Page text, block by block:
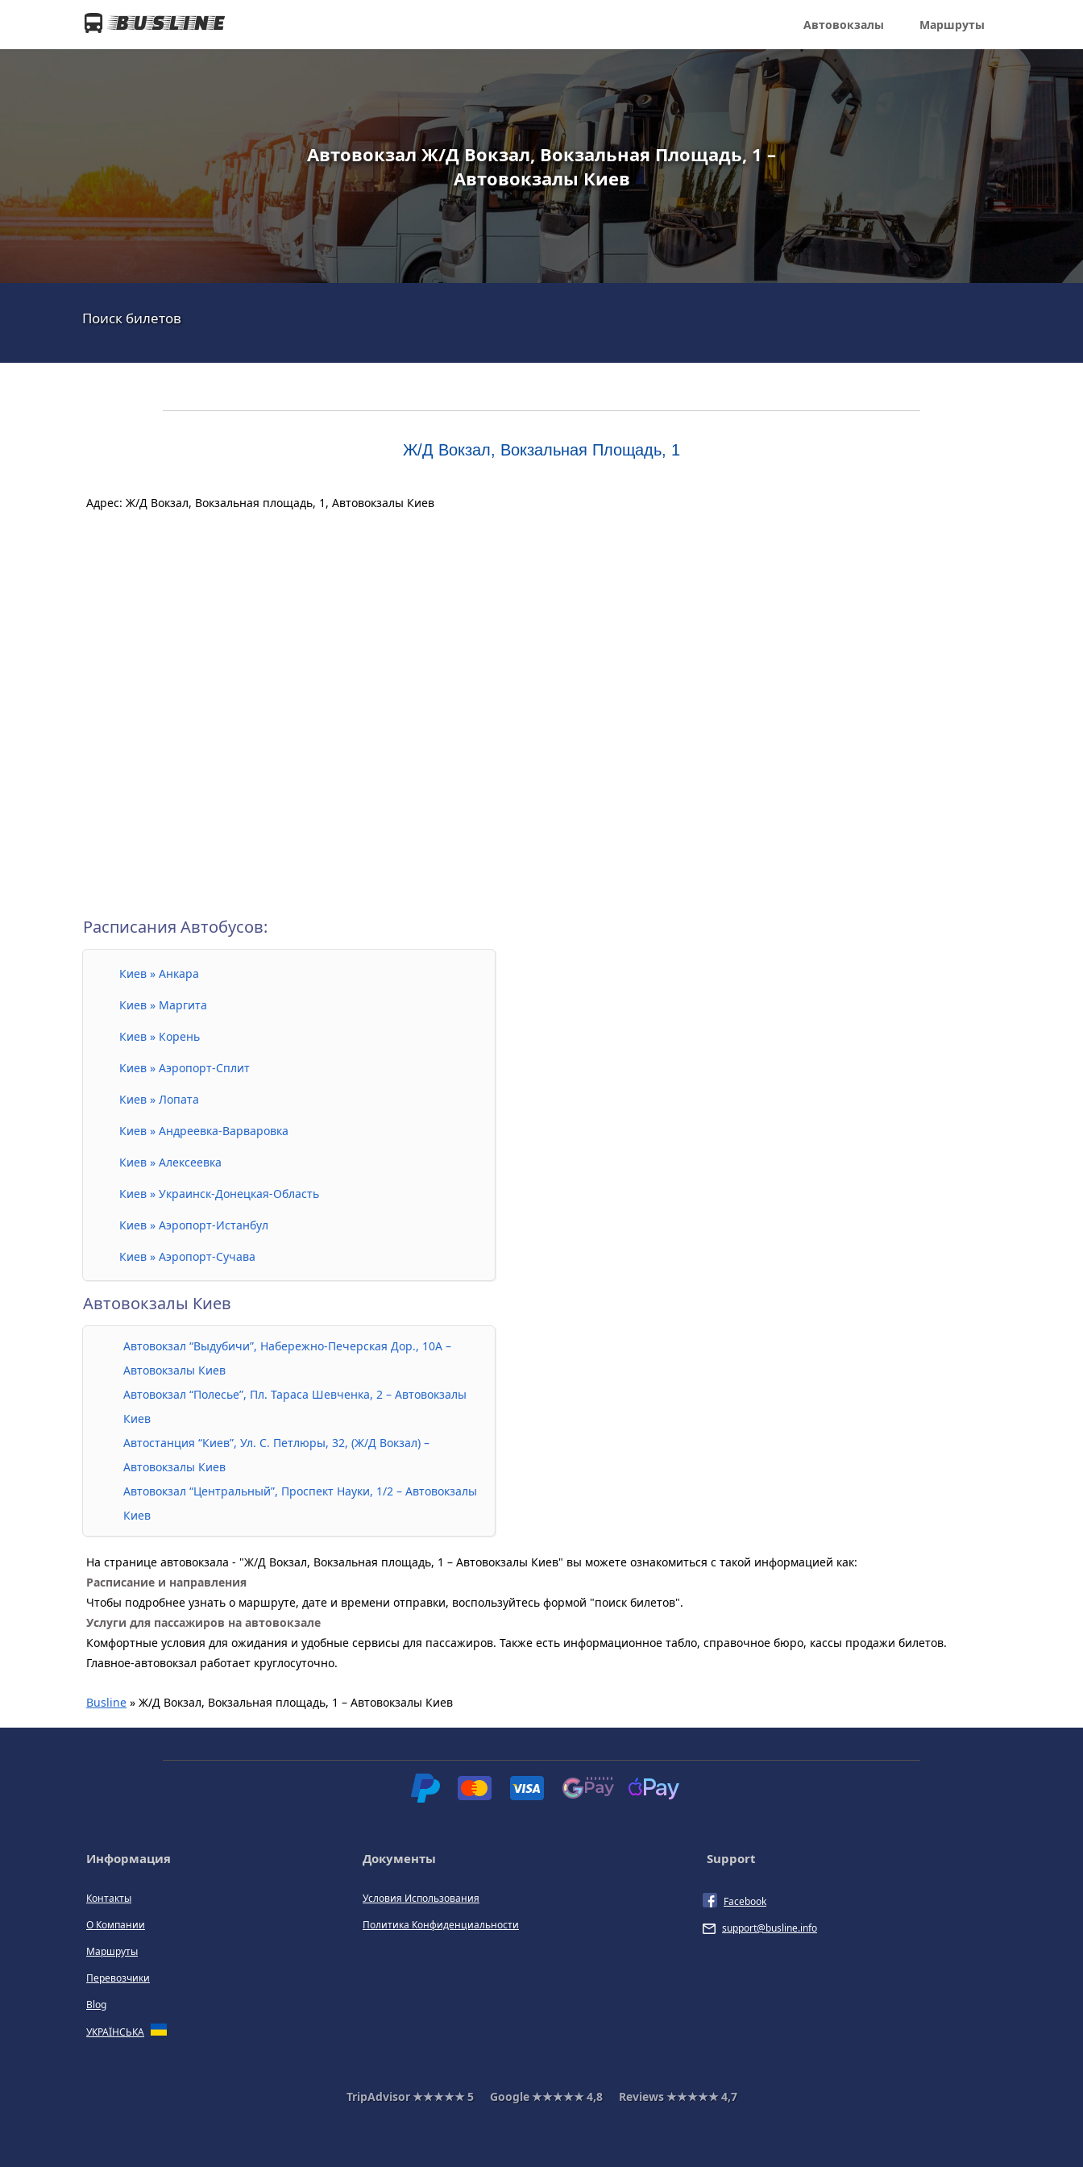
Автовокзалы Маршруты
Автовокзал Ж/Д Вокзал, Вокзальная Площадь, 1 –
Автовокзалы Киев
Поиск билетов
Ж/Д Вокзал, Вокзальная Площадь, 1
Адрес: Ж/Д Вокзал, Вокзальная площадь, 1, Автовокзалы Киев
Расписания Автобусов:
Киев » Анкара
Киев » Маргита
Киев » Корень
Киев » Аэропорт-Сплит
Киев » Лопата
Киев » Андреевка-Варваровка
Киев » Алексеевка
Киев » Украинск-Донецкая-Область
Киев » Аэропорт-Истанбул
Киев » Аэропорт-Сучава
Автовокзалы Киев
Автовокзал “Выдубичи”, Набережно-Печерская Дор., 10А –
Автовокзалы Киев
Автовокзал “Полесье”, Пл. Тараса Шевченка, 2 – Автовокзалы
Киев
Автостанция “Киев”, Ул. С. Петлюры, 32, (Ж/Д Вокзал) –
Автовокзалы Киев
Автовокзал “Центральный”, Проспект Науки, 1/2 – Автовокзалы
Киев
На странице автовокзала - "Ж/Д Вокзал, Вокзальная площадь, 1 – Автовокзалы Киев" вы можете ознакомиться с такой информацией как:
Расписание и направления
Чтобы подробнее узнать о маршруте, дате и времени отправки, воспользуйтесь формой "поиск билетов".
Услуги для пассажиров на автовокзале
Комфортные условия для ожидания и удобные сервисы для пассажиров. Также есть информационное табло, справочное бюро, кассы продажи билетов.
Главное-автовокзал работает круглосуточно.
Busline » Ж/Д Вокзал, Вокзальная площадь, 1 – Автовокзалы Киев
Информация
Контакты
О Компании
Маршруты
Перевозчики
Blog
УКРАЇНСЬКА
Документы
Условия Использования
Политика Конфиденциальности
Support
Facebook
support@busline.info
TripAdvisor ★★★★★5 Google ★★★★★4,8 Reviews ★★★★★4,7